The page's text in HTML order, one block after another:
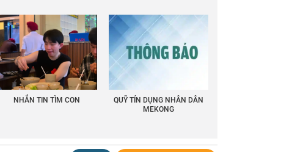
NHẮN TIN TÌM CON
QUỸ TÍN DỤNG NHÂN DÂN
MEKONG